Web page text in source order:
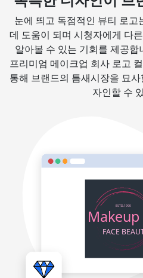
눈에 띄고 독점적인 뷰티 로고
데 도움이 되며 시청자에게 다
알아볼 수 있는 기회를 제공합
프리미엄 메이크업 회사 로고
통해 브랜드의 틈새시장을 묘
자인할 수